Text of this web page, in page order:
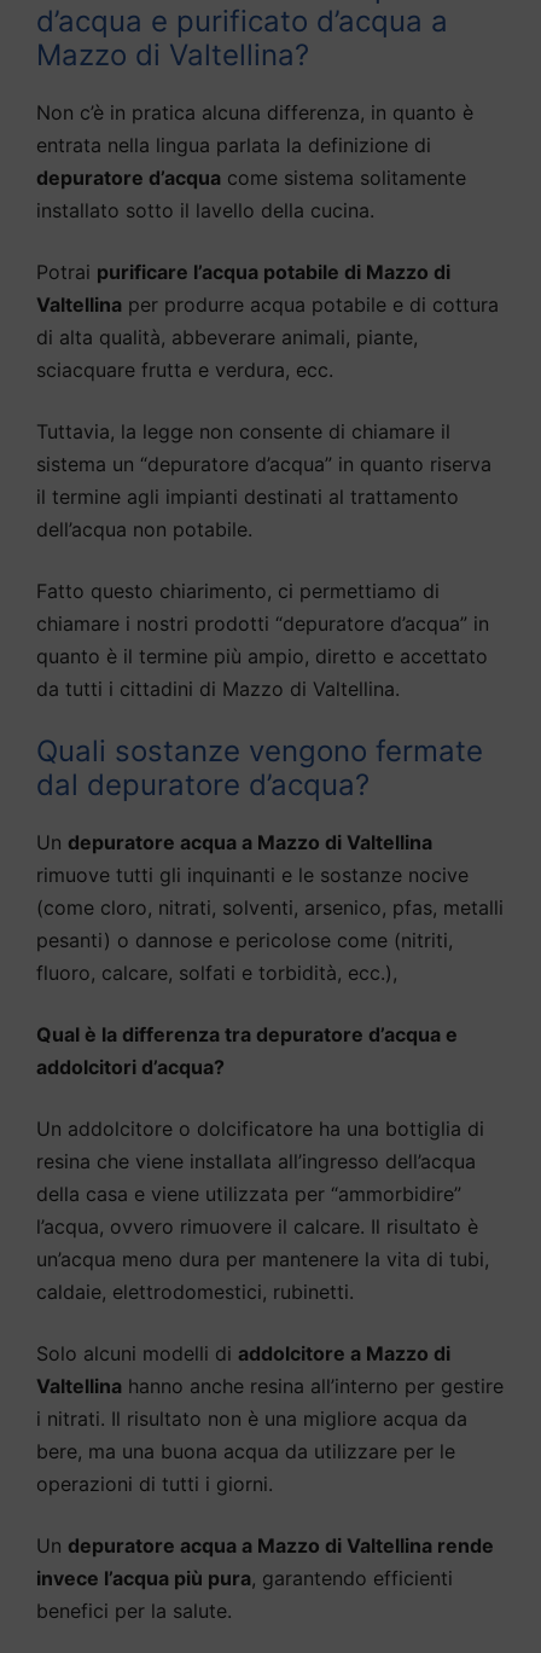
d’acqua e purificato d’acqua a
Mazzo di Valtellina?
Non c’è in pratica alcuna differenza, in quanto è
entrata nella lingua parlata la definizione di
depuratore d’acqua come sistema solitamente
installato sotto il lavello della cucina.
Potrai purificare l’acqua potabile di Mazzo di
Valtellina per produrre acqua potabile e di cottura
di alta qualità, abbeverare animali, piante,
sciacquare frutta e verdura, ecc.
Tuttavia, la legge non consente di chiamare il
sistema un “depuratore d’acqua” in quanto riserva
il termine agli impianti destinati al trattamento
dell’acqua non potabile.
Fatto questo chiarimento, ci permettiamo di
chiamare i nostri prodotti “depuratore d’acqua” in
quanto è il termine più ampio, diretto e accettato
da tutti i cittadini di Mazzo di Valtellina.
Quali sostanze vengono fermate
dal depuratore d’acqua?
Un depuratore acqua a Mazzo di Valtellina
rimuove tutti gli inquinanti e le sostanze nocive
(come cloro, nitrati, solventi, arsenico, pfas, metalli
pesanti) o dannose e pericolose come (nitriti,
fluoro, calcare, solfati e torbidità, ecc.),
Qual è la differenza tra depuratore d’acqua e
addolcitori d’acqua?
Un addolcitore o dolcificatore ha una bottiglia di
resina che viene installata all’ingresso dell’acqua
della casa e viene utilizzata per “ammorbidire”
l’acqua, ovvero rimuovere il calcare. Il risultato è
un’acqua meno dura per mantenere la vita di tubi,
caldaie, elettrodomestici, rubinetti.
Solo alcuni modelli di addolcitore a Mazzo di
Valtellina hanno anche resina all’interno per gestire
i nitrati. Il risultato non è una migliore acqua da
bere, ma una buona acqua da utilizzare per le
operazioni di tutti i giorni.
Un depuratore acqua a Mazzo di Valtellina rende
invece l’acqua più pura, garantendo efficienti
benefici per la salute.